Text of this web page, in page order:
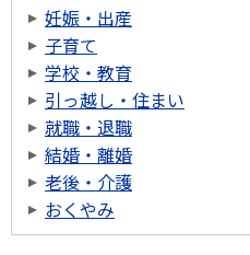
妊娠・出産
子育て
学校・教育
引っ越し・住まい
就職・退職
結婚・離婚
老後・介護
おくやみ